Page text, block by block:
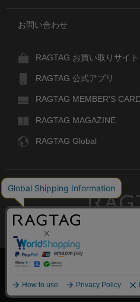
お問い合わせ
RAGTAG お買い取りサイト
RAGTAG 公式アプリ
RAGTAG MEMBER'S
RAGTAG MAGAZINE
RAGTAG Global
デザイナーズブランドのユ
COPYRIGHT© TIN PAN ALLEY